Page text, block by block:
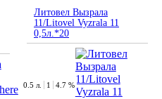
Литовел Вызрала
11/Litovel Vyzrala 11
0,5л.*20
0.5 л. 1 4.7 %